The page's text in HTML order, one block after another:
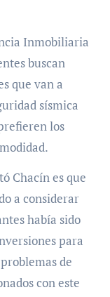
Inmobiliaria
buscan
que van a
sísmica
los
Chacín es que
a considerar
había sido
para
de
con este